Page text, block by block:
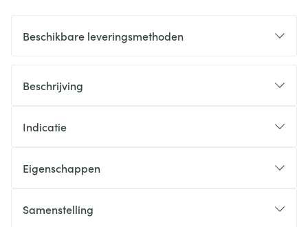
Beschikbare leveringsmethoden
Beschrijving
Indicatie
Eigenschappen
Samenstelling